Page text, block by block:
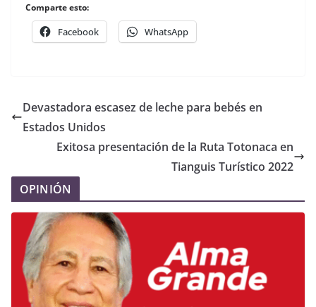
Comparte esto:
Facebook WhatsApp
Devastadora escasez de leche para bebés en
Estados Unidos
Exitosa presentación de la Ruta Totonaca en
Tianguis Turístico 2022
OPINIÓN